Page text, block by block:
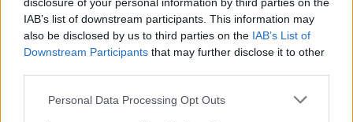
IAB’s list of downstream participants. This information may
also be disclosed by us to third parties on the IAB’s List of
Downstream Participants that may further disclose it to other
Personal Data Processing Opt Outs
METLEN top business
FacebookTwitter PinterestLinkedIn Telegram